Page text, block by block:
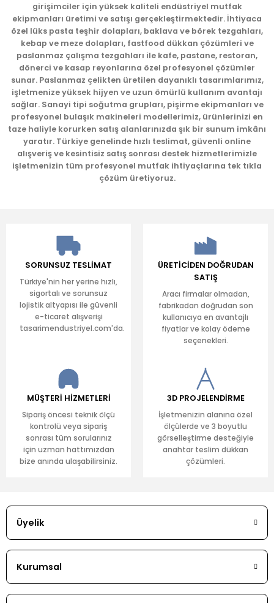
Ürün açıklamasında eksik bilgiler bulunuyor.
Ürün bilgilerinde hatalar bulunuyor.
Ürün fiyatı diğer sitelerden daha pahalı.
Bu ürüne benzer farklı alternatifler olmalı.
Gönder
girişimciler için yüksek kaliteli endüstriyel mutfak
ekipmanları üretimi ve satışı gerçekleştirmektedir. İhtiyaca
özel lüks pasta teşhir dolapları, baklava ve börek tezgahları,
kebap ve meze dolapları, fastfood dükkan çözümleri ve
paslanmaz çalışma tezgahları ile kafe, pastane, restoran,
dönerci ve kasap reyonlarına özel profesyonel çözümler
sunar. Paslanmaz çelikten üretilen dayanıklı tasarımlarımız,
işletmenize yüksek hijyen ve uzun ömürlü kullanım avantajı
sağlar. Sanayi tipi soğutma grupları, pişirme ekipmanları ve
profesyonel bulaşık makineleri modellerimiz, ürünlerinizi en
taze haliyle korurken satış alanlarınızda şık bir sunum imkânı
yaratır. Türkiye genelinde hızlı teslimat, güvenli online
alışveriş ve kesintisiz satış sonrası destek hizmetlerimizle
işletmenizin tüm profesyonel mutfak ihtiyaçlarına tek tıkla
çözüm üretiyoruz.
SORUNSUZ TESLİMAT
Türkiye'nin her yerine hızlı,
sigortalı ve sorunsuz
lojistik altyapısı ile güvenli
e-ticaret alışverişi
tasarimendustriyel.com'da.
ÜRETİCİDEN DOĞRUDAN
SATIŞ
Aracı firmalar olmadan,
fabrikadan doğrudan son
kullanıcıya en avantajlı
fiyatlar ve kolay ödeme
seçenekleri.
MÜŞTERİ HİZMETLERİ
Sipariş öncesi teknik ölçü
kontrolü veya sipariş
sonrası tüm sorularınız
için uzman hattımızdan
bize anında ulaşabilirsiniz.
3D PROJELENDİRME
İşletmenizin alanına özel
ölçülerde ve 3 boyutlu
görselleştirme desteğiyle
anahtar teslim dükkan
çözümleri.
Üyelik
Kurumsal